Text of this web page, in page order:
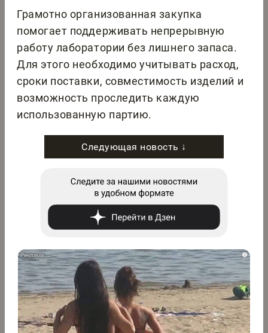
Грамотно организованная закупка
помогает поддерживать непрерывную
работу лаборатории без лишнего запаса.
Для этого необходимо учитывать расход,
сроки поставки, совместимость изделий и
возможность проследить каждую
использованную партию.
Следующая новость ↓
i